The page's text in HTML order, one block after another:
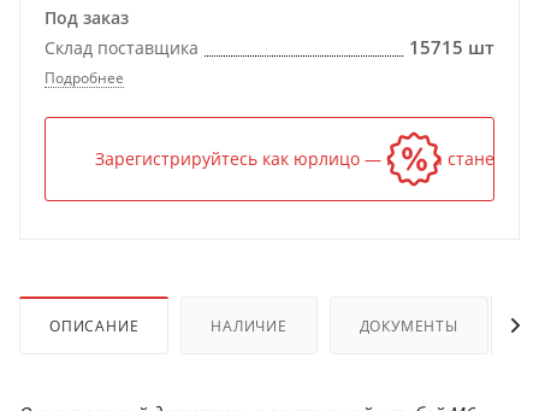
Под заказ
Склад поставщика
15715 шт
Подробнее
Зарегистрируйтесь как юрлицо — и цена станет
ОПИСАНИЕ НАЛИЧИЕ ДОКУМЕНТЫ